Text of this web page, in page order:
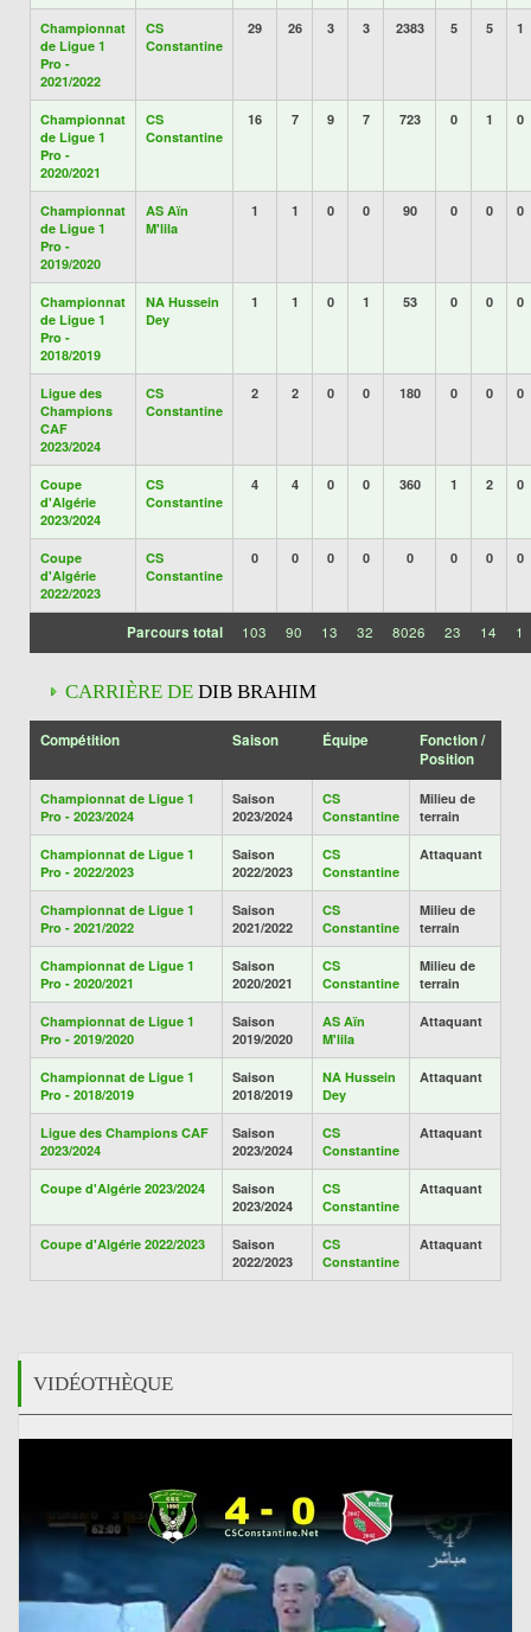
Championnat
de Ligue 1
Pro -
2021/2022
CS
Constantine
29 26 3 3 2383 5 5 1
Championnat
de Ligue 1
Pro -
2020/2021
CS
Constantine
16 7 9 7 723 0 1 0
Championnat
de Ligue 1
Pro -
2019/2020
AS Aïn
M'lila
1 1 0 0 90 0 0 0
Championnat
de Ligue 1
Pro -
2018/2019
NA Hussein
Dey
1 1 0 1 53 0 0 0
Ligue des
Champions
CAF
2023/2024
CS
Constantine
2 2 0 0 180 0 0 0
Coupe
d'Algérie
2023/2024
CS
Constantine
4 4 0 0 360 1 2 0
Coupe
d'Algérie
2022/2023
CS
Constantine
0 0 0 0 0 0 0 0
Parcours total 103 90 13 32 8026 23 14 1
CARRIÈRE DE DIB BRAHIM
Compétition Saison Équipe
Fonction /
Position
Championnat de Ligue 1
Pro - 2023/2024
Saison
2023/2024
CS
Constantine
Milieu de
terrain
Championnat de Ligue 1
Pro - 2022/2023
Saison
2022/2023
CS
Constantine
Attaquant
Championnat de Ligue 1
Pro - 2021/2022
Saison
2021/2022
CS
Constantine
Milieu de
terrain
Championnat de Ligue 1
Pro - 2020/2021
Saison
2020/2021
CS
Constantine
Milieu de
terrain
Championnat de Ligue 1
Pro - 2019/2020
Saison
2019/2020
AS Aïn
M'lila
Attaquant
Championnat de Ligue 1
Pro - 2018/2019
Saison
2018/2019
NA Hussein
Dey
Attaquant
Ligue des Champions CAF
2023/2024
Saison
2023/2024
CS
Constantine
Attaquant
Coupe d'Algérie 2023/2024
Saison
2023/2024
CS
Constantine
Attaquant
Coupe d'Algérie 2022/2023
Saison
2022/2023
CS
Constantine
Attaquant
VIDÉOTHÈQUE